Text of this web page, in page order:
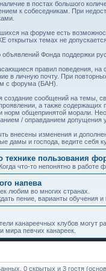
в постах большого
к собеседникам. При
на форуме есть
открытых темах не
Фонда поддержки
правил поведения,
в личную почту. При
с форума (БАН).
сообщений на темы,
а также содержащих
норм общепринятой морали.
/ оправданием допущения
внесены изменения и
дамы и господа, ведите себя
технике пользования
что-то непонятно в работе
напева
любим во многих странах.
пение, варианты обучения и
канареечных клубов
мира певчих канареек.
0 скрытых и 3 гостя